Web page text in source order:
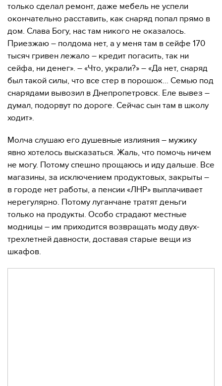
только сделал ремонт, даже мебель не успели
окончательно расставить, как снаряд попал прямо в
дом. Слава Богу, нас там никого не оказалось.
Приезжаю – полдома нет, а у меня там в сейфе 170
тысяч гривен лежало – кредит погасить, так ни
сейфа, ни денег». – «Что, украли?» – «Да нет, снаряд
был такой силы, что все стер в порошок... Семью под
снарядами вывозил в Днепропетровск. Еле вывез –
думал, подорвут по дороге. Сейчас сын там в школу
ходит».
Молча слушаю его душевные излияния – мужику
явно хотелось высказаться. Жаль, что помочь ничем
не могу. Потому спешно прощаюсь и иду дальше. Все
магазины, за исключением продуктовых, закрыты –
в городе нет работы, а пенсии «ЛНР» выплачивает
нерегулярно. Потому луганчане тратят деньги
только на продукты. Особо страдают местные
модницы – им приходится возвращать моду двух-
трехлетней давности, доставая старые вещи из
шкафов.